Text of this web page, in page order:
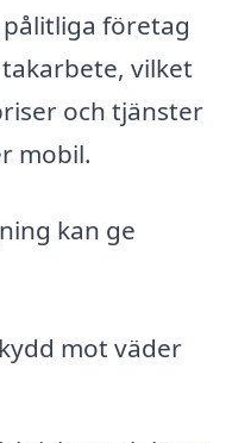
företag
vilket
och tjänster
mobil.
kan ge
mot väder